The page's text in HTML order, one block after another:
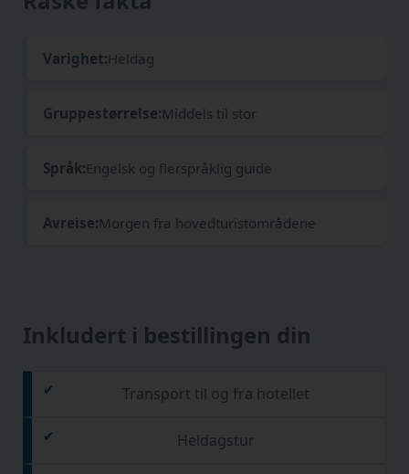
Varighet:Heldag
Gruppestørrelse:Middels til stor
Språk:Engelsk og flerspråklig guide
Avreise:Morgen fra hovedturistområdene
Inkludert i bestillingen din
Transport til og fra hotellet
Heldagstur